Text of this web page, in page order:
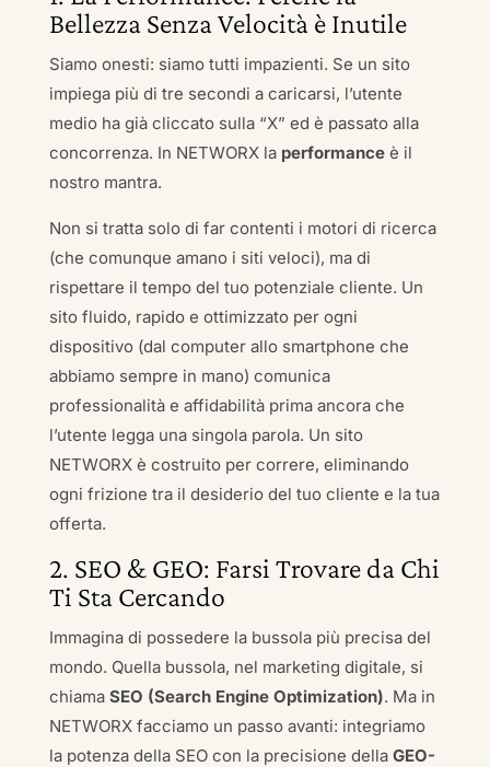
Bellezza Senza Velocità è Inutile
Siamo onesti: siamo tutti impazienti. Se un sito
impiega più di tre secondi a caricarsi, l’utente
medio ha già cliccato sulla “X” ed è passato alla
concorrenza. In NETWORX la performanceè il
nostro mantra.
Non si tratta solo di far contenti i motori di ricerca
(che comunque amano i siti veloci), ma di
rispettare il tempo del tuo potenziale cliente. Un
sito fluido, rapido e ottimizzato per ogni
dispositivo (dal computer allo smartphone che
abbiamo sempre in mano) comunica
professionalità e affidabilità prima ancora che
l’utente legga una singola parola. Un sito
NETWORX è costruito per correre, eliminando
ogni frizione tra il desiderio del tuo cliente e la tua
offerta.
2. SEO & GEO: Farsi Trovare da Chi
Ti Sta Cercando
Immagina di possedere la bussola più precisa del
mondo. Quella bussola, nel marketing digitale, si
chiama SEO (Search Engine Optimization). Ma in
NETWORX facciamo un passo avanti: integriamo
la potenza della SEO con la precisione della GEO-